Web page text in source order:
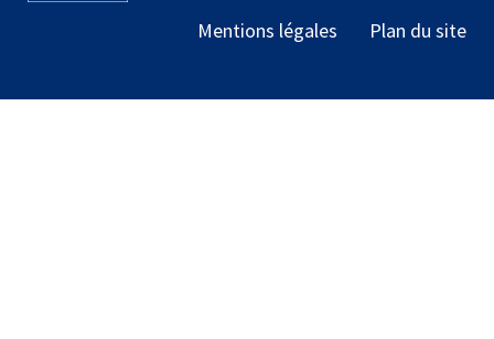
Mentions légales
Plan du site